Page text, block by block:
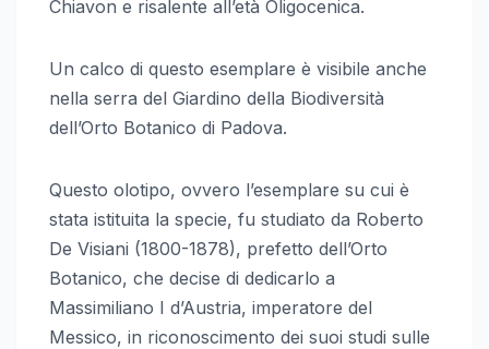
Chiavon e risalente all’età Oligocenica.
Un calco di questo esemplare è visibile anche
nella serra del Giardino della Biodiversità
dell’Orto Botanico di Padova.
Questo olotipo, ovvero l’esemplare su cui è
stata istituita la specie, fu studiato da Roberto
De Visiani (1800-1878), prefetto dell’Orto
Botanico, che decise di dedicarlo a
Massimiliano I d’Austria, imperatore del
Messico, in riconoscimento dei suoi studi sulle